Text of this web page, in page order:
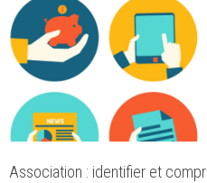
Association : identifier et